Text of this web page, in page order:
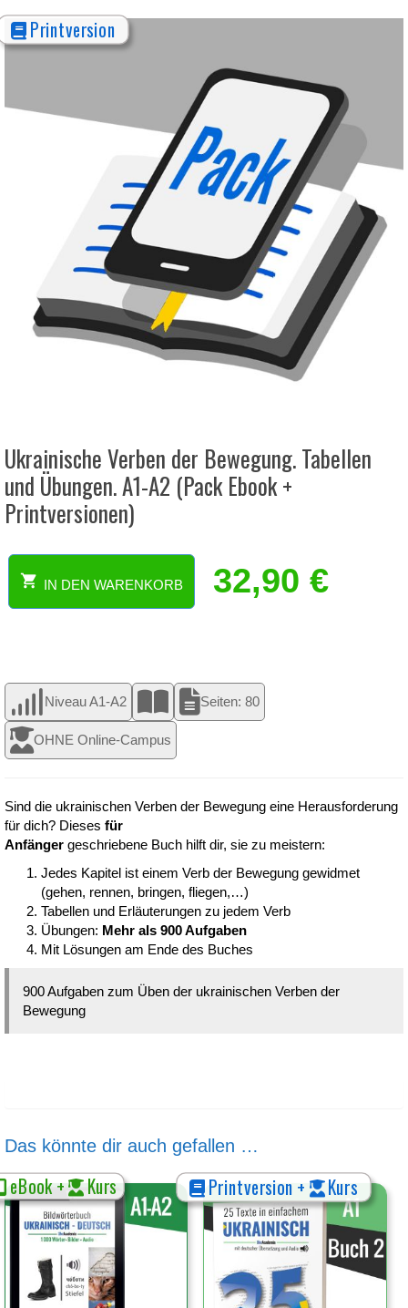
Printversion
Ukrainische Verben der Bewegung. Tabellen
und Übungen. A1-A2 (Pack Ebook +
Printversionen)
Ukrainische
Verben
und
Übungen.
A1-
A2
(Pack
+
Printversionen)
Menge
IN DEN WARENKORB 32,90 €
Niveau A1-A2 Seiten: 80
OHNE Online-Campus
Sind die ukrainischen Verben der Bewegung eine Herausforderung
für dich? Dieses für
Anfänger geschriebene Buch hilft dir, sie zu meistern:
Jedes Kapitel ist einem Verb der Bewegung gewidmet
(gehen, rennen, bringen, fliegen,…)
Tabellen und Erläuterungen zu jedem Verb
Übungen: Mehr als 900 Aufgaben
Mit Lösungen am Ende des Buches
900 Aufgaben zum Üben der ukrainischen Verben der
Bewegung
Das könnte dir auch gefallen …
eBook + Kurs Printversion + Kurs